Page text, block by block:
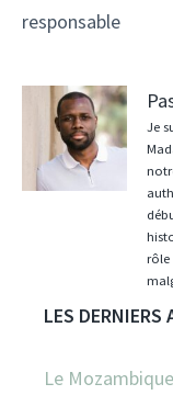
responsable
Je
rôle
LES DERNIERS
Le